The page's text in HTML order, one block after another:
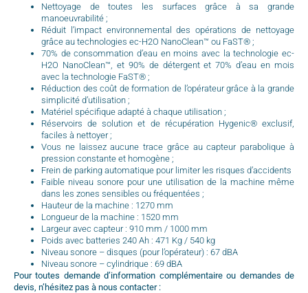
Nettoyage de toutes les surfaces grâce à sa grande
manoeuvrabilité ;
Réduit l’impact environnemental des opérations de nettoyage
grâce au technologies ec-H2O NanoClean™ ou FaST® ;
70% de consommation d’eau en moins avec la technologie ec-
H2O NanoClean™, et 90% de détergent et 70% d’eau en mois
avec la technologie FaST® ;
Réduction des coût de formation de l’opérateur grâce à la grande
simplicité d’utilisation ;
Matériel spécifique adapté à chaque utilisation ;
Réservoirs de solution et de récupération Hygenic® exclusif,
faciles à nettoyer ;
Vous ne laissez aucune trace grâce au capteur parabolique à
pression constante et homogène ;
Frein de parking automatique pour limiter les risques d’accidents
Faible niveau sonore pour une utilisation de la machine même
dans les zones sensibles ou fréquentées ;
Hauteur de la machine : 1270 mm
Longueur de la machine : 1520 mm
Largeur avec capteur : 910 mm / 1000 mm
Poids avec batteries 240 Ah : 471 Kg / 540 kg
Niveau sonore – disques (pour l’opérateur) : 67 dBA
Niveau sonore – cylindrique : 69 dBA
Pour toutes demande d’information complémentaire ou demandes de
devis, n’hésitez pas à nous contacter :